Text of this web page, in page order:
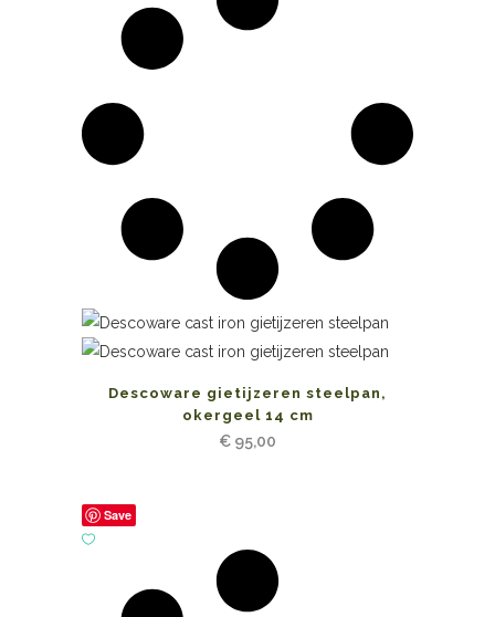
Descoware gietijzeren steelpan,
okergeel 14 cm
€ 95,00
Save